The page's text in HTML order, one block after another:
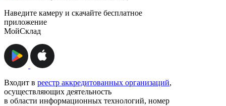
Наведите камеру и скачайте бесплатное
приложение
МойСклад
Входит в реестр аккредитованных организаций,
осуществляющих деятельность
в области информационных технологий, номер